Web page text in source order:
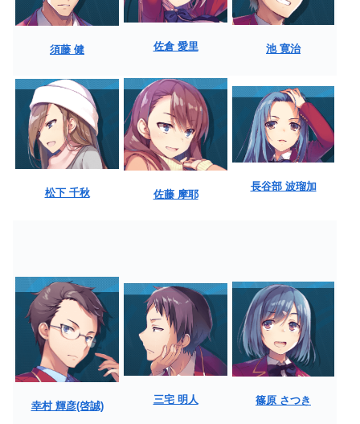
須藤 健 佐倉 愛里 池 寛治
松下 千秋 佐藤 摩耶
長谷部 波瑠加
幸村 輝彦(啓誠)
三宅 明人 篠原 さつき